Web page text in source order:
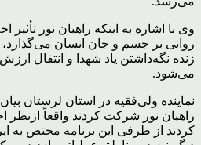
وی با اشاره به اینکه راهیان نور تأثیر
روانی بر جسم و جان انسان
زنده نگه‌داشتن یاد شهدا و انتقال
می‌شود.
نماینده ولی‌فقیه در استان لرستان
راهیان نور شرکت کردند واقعاً ازنظر
کردند از طرفی این برنامه مختص به